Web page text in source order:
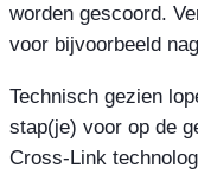
worden gescoord.
voor bijvoorbeeld
Technisch gezien
stap(je) voor op de
Cross-Link